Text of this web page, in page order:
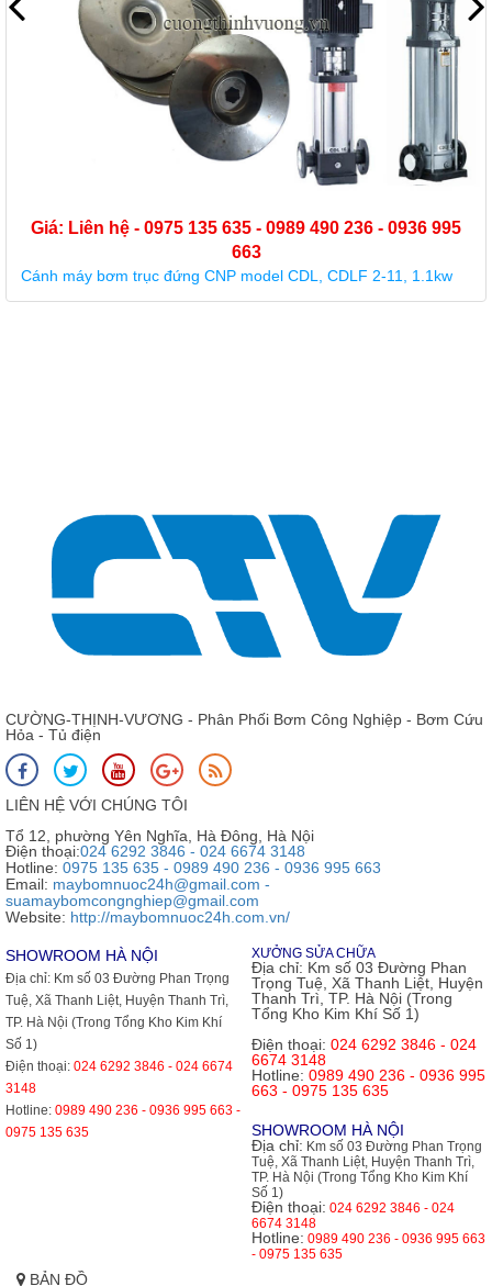
CƯỜNG-THỊNH-VƯƠNG - Phân Phối Bơm Công Nghiệp - Bơm Cứu
Hỏa - Tủ điện
LIÊN HỆ VỚI CHÚNG TÔI
Tổ 12, phường Yên Nghĩa, Hà Đông, Hà Nội
Điện thoại:024 6292 3846 - 024 6674 3148
Hotline: 0975 135 635 - 0989 490 236 - 0936 995 663
Email: maybomnuoc24h@gmail.com -
suamaybomcongnghiep@gmail.com
Website: http://maybomnuoc24h.com.vn/
SHOWROOM HÀ NỘI
Địa chỉ: Km số 03 Đường Phan Trọng
Tuệ, Xã Thanh Liệt, Huyện Thanh Trì,
TP. Hà Nội (Trong Tổng Kho Kim Khí
Số 1)
Điện thoại: 024 6292 3846 - 024 6674
3148
Hotline: 0989 490 236 - 0936 995 663 -
0975 135 635
XƯỞNG SỬA CHỮA
Địa chỉ: Km số 03 Đường Phan
Trọng Tuệ, Xã Thanh Liệt, Huyện
Thanh Trì, TP. Hà Nội (Trong
Tổng Kho Kim Khí Số 1)
Điện thoại: 024 6292 3846 - 024
6674 3148
Hotline: 0989 490 236 - 0936 995
663 - 0975 135 635
SHOWROOM HÀ NỘI
Địa chỉ: Km số 03 Đường Phan Trọng
Tuệ, Xã Thanh Liệt, Huyện Thanh Trì,
TP. Hà Nội (Trong Tổng Kho Kim Khí
Số 1)
Điện thoại: 024 6292 3846 - 024
6674 3148
Hotline: 0989 490 236 - 0936 995 663
- 0975 135 635
BẢN ĐỒ